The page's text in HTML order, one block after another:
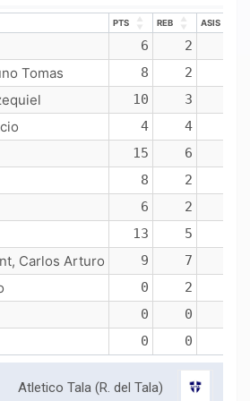
PTS REB
ASIS
6 2
Tomas 8 2
10 3
4 4
15 6
8 2
6 2
13 5
Carlos Arturo 9 7
0 2
0 0
0 0
Atletico Tala (R. del Tala)